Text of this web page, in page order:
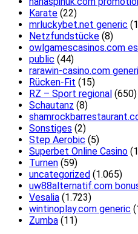
Karate (22)
mrluckybet.net generic
Netzfundstücke (8)
owlgamescasinos.com es
public (44)
rarawin-casino.com
Rücken-Fit (15)
RZ – Sport regional (650)
Schautanz (8)
Sonstiges (2)
Step Aerobic (5)
Superbet Online Casino
Turnen (59)
uncategorized (1.065)
uw88alternatif.com
Vesalia (1.723)
wintinoplay.com generic
Zumba (11)